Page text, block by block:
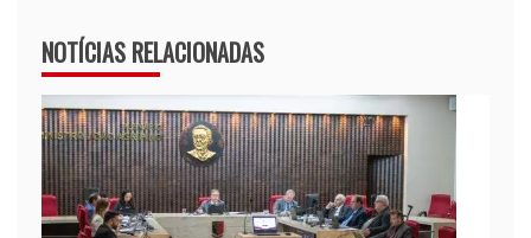
NOTÍCIAS RELACIONADAS